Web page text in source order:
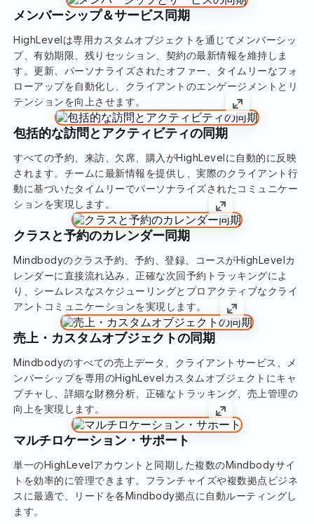
メンバーシップ＆サービス同期
HighLevelは専用カスタムオブジェクトを通じてメンバーシッ
プ、有効期限、残りセッション、契約の最新情報を維持しま
す。更新、パーソナライズされたオファー、タイムリーなフォ
ローアップを自動化し、クライアントのエンゲージメントとリ
テンションを向上させます。
包括的な訪問とアクティビティの同期
すべての予約、来訪、欠席、購入がHighLevelに自動的に反映
されます。チームに最新情報を提供し、実際のクライアント行
動に基づいたタイムリーでパーソナライズされたコミュニケー
ションを実現します。
クラスと予約のカレンダー同期
Mindbodyのクラス予約、予約、登録、コースがHighLevelカ
レンダーに直接流れ込み、正確な次回予約トラッキングによ
り、シームレスなスケジューリングとプロアクティブなクライ
アントコミュニケーションを実現します。
売上・カスタムオブジェクトの同期
Mindbodyのすべての売上データ、クライアントサービス、メ
ンバーシップを専用のHighLevelカスタムオブジェクトにキャ
プチャし、詳細な財務分析、正確なトラッキング、売上管理の
向上を実現します。
マルチロケーション・サポート
単一のHighLevelアカウントと同期した複数のMindbodyサイ
トを効率的に管理できます。フランチャイズや複数拠点ビジネ
スに最適で、リードを各Mindbody拠点に自動ルーティングし
ます。